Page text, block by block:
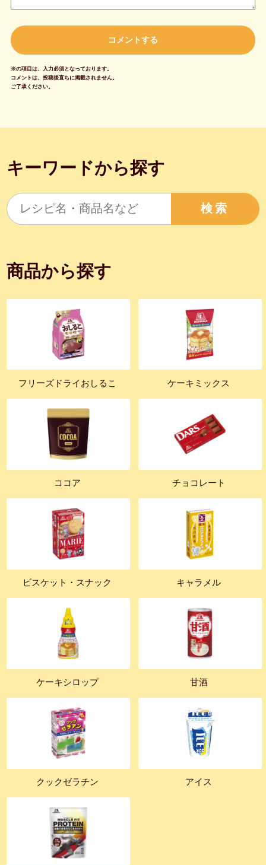
※の項目は、入力必須となっております。
コメントは、投稿後直ちに掲載されません。
ご了承ください。
キーワードから探す
検索
商品から探す
フリーズドライおしるこ ケーキミックス
ココア チョコレート
ビスケット・スナック キャラメル
ケーキシロップ 甘酒
クックゼラチン アイス